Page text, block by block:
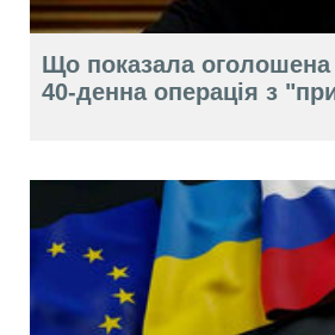
Що показала
40-денна операція з